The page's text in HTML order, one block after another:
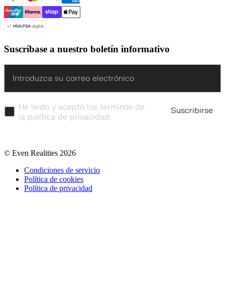
Suscríbase a nuestro boletín informativo
He leído y acepto los términos de
la política de privacidad.
Suscribirse
© Even Realities 2026
Condiciones de servicio
Política de cookies
Política de privacidad